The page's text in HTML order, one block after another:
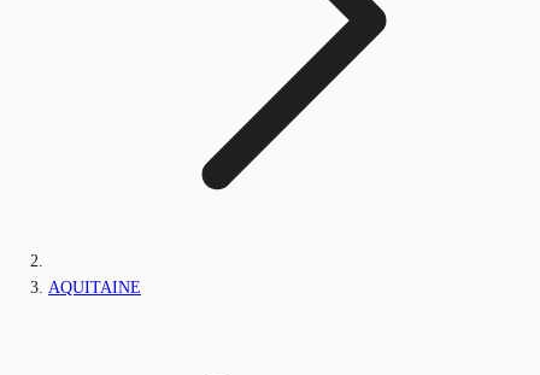
AQUITAINE